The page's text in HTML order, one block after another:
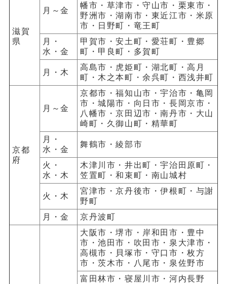
滋賀
県
月～金
幡市・草津市・守山市・栗東市・
野洲市・湖南市・東近江市・米原
市・日野町・竜王町
月・
水・金
甲賀市・安土町・愛荘町・豊郷
町・甲良町・多賀町
月・木
高島市・虎姫町・湖北町・高月
町・木之本町・余呉町・西浅井町
京都
府
月～金
京都市・福知山市・宇治市・亀岡
市・城陽市・向日市・長岡京市・
八幡市・京田辺市・南丹市・大山
崎町・久御山町・精華町
月・
水・金
舞鶴市・綾部市
火・
水・木
木津川市・井出町・宇治田原町・
笠置町・和束町・南山城村
火・木
宮津市・京丹後市・伊根町・与謝
野町
月・金
京丹波町
大阪市・堺市・岸和田市・豊中
市・池田市・吹田市・泉大津市・
高槻市・貝塚市・守口市・枚方
市・茨木市・八尾市・泉佐野市
富田林市・寝屋川市・河内長野